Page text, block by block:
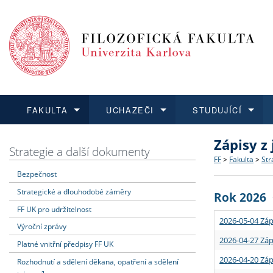
FAKULTA
Dozvědět se více
Struktura
Strategie
Podpora
UCHAZEČI
Podat přihlášku
Co
Učitelské
STUDUJÍCÍ
Dozvědět se více
Rigorózní
Dozvědět se více
O vědě a
Granty a
Dozvědět se více
Aktuální
Strategie a další dokumenty
Bezpečnost
Strategické a dlouhodobé záměry
FF UK pro udržitelnost
Výroční zprávy
Platné vnitřní předpisy FF UK
Rozhodnutí a sdělení děkana, opatření a sdělení
Zápisy
FF > Fakulta >
Rok 2026
2026-05-04
2026-04-27
2026-04-20